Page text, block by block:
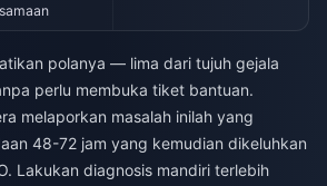
polanya — lima dari tujuh gejala
perlu membuka tiket bantuan.
melaporkan masalah inilah yang
48-72 jam yang kemudian dikeluhkan
Lakukan diagnosis mandiri terlebih